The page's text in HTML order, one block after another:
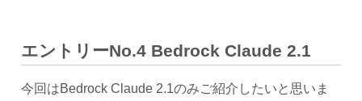
エントリーNo.4 Bedrock Claude 2.1
今回はBedrock Claude 2.1のみご紹介したいと思いま